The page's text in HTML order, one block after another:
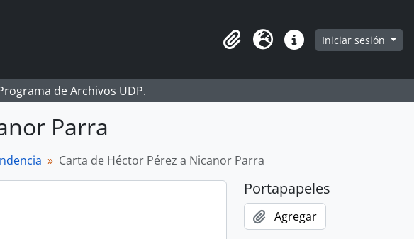
Portapapeles
Idioma Enlaces rápidos
Iniciar sesión
de Archivos UDP.
Parra
Carta de Héctor Pérez a Nicanor Parra
Portapapeles
Agregar